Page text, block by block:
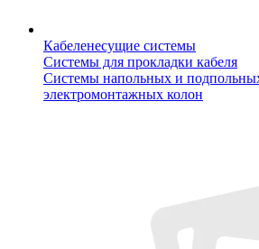
Кабеленесущие системы
Системы для прокладки кабеля
Системы напольных и
электромонтажных колон